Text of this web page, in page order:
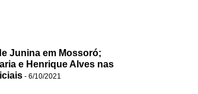
Junina em Mossoró;
e Henrique Alves nas
- 6/10/2021